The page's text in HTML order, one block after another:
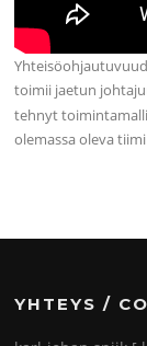
toimii jaetun
tehnyt
olemassa oleva
YHTEYS /